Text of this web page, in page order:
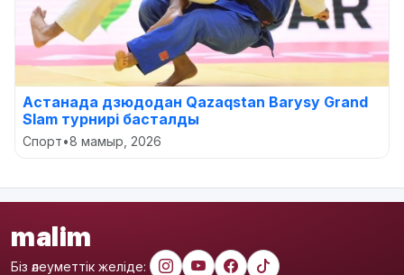
Астанада дзюдодан Qazaqstan Barysy Grand
Slam турнирі басталды
Спорт•8 мамыр, 2026
malim
Біз әлеуметтік желіде: